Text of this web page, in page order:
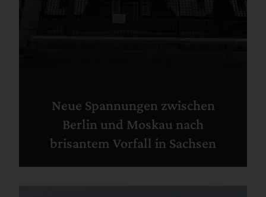
Neue Spannungen zwischen
Berlin und Moskau nach
brisantem Vorfall in Sachsen